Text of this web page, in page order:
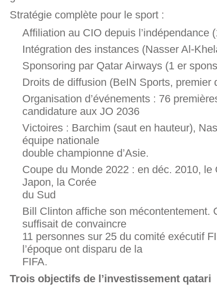
Stratégie complète pour le sport :
Affiliation au CIO depuis l’indépendance
Intégration des instances (Nasser Al-
Sponsoring par Qatar Airways (1 er
Droits de diffusion (BeIN Sports, premier
Organisation d’événements : 76
candidature aux JO 2036
Victoires : Barchim (saut en hauteur),
équipe nationale
double championne d’Asie.
Coupe du Monde 2022 : en déc. 2010,
Japon, la Corée
du Sud
Bill Clinton affiche son mécontentement.
suffisait de convaincre
11 personnes sur 25 du comité exécutif
l’époque ont disparu de la
FIFA.
Trois objectifs de l’investissement qatari